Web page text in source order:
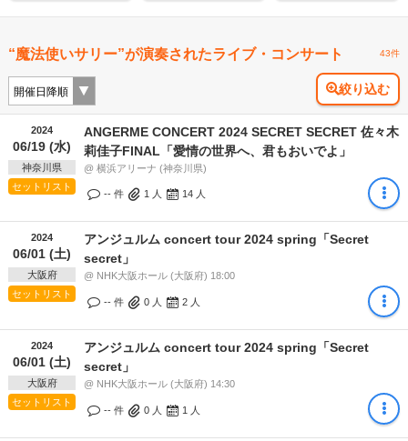
“魔法使いサリー”が演奏されたライブ・コンサート 43件
絞り込む
2024
06/19 (水)
神奈川県
セットリスト
ANGERME CONCERT 2024 SECRET SECRET 佐々木
莉佳子FINAL「愛情の世界へ、君もおいでよ」
@ 横浜アリーナ (神奈川県)
-- 件 1 人 14 人
2024
06/01 (土)
大阪府
セットリスト
アンジュルム concert tour 2024 spring「Secret
secret」
@ NHK大阪ホール (大阪府) 18:00
-- 件 0 人 2 人
2024
06/01 (土)
大阪府
セットリスト
アンジュルム concert tour 2024 spring「Secret
secret」
@ NHK大阪ホール (大阪府) 14:30
-- 件 0 人 1 人